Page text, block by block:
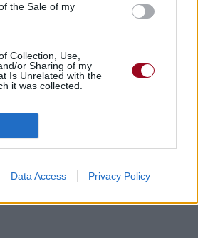
the Sale of my
Collection, Use,
or Sharing of my
Is Unrelated with the
it was collected.
Data Access Privacy Policy